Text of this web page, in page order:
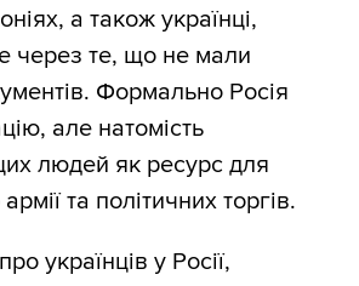
а також українці,
через те, що не мали
Формально Росія
але натомість
людей як ресурс для
та політичних торгів.
українців у Росії,